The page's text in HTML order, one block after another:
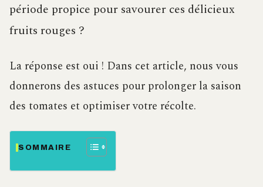
période propice pour savourer ces délicieux
fruits rouges ?
La réponse est oui ! Dans cet article, nous vous
donnerons des astuces pour prolonger la saison
des tomates et optimiser votre récolte.
SOMMAIRE